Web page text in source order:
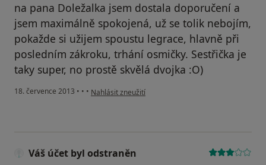
na pana Doležalka jsem dostala doporučení a
jsem maximálně spokojená, už se tolik nebojím,
pokažde si užijem spoustu legrace, hlavně při
posledním zákroku, trhání osmičky. Sestřička je
taky super, no prostě skvělá dvojka :O)
18. července 2013 • • • podle názoru uživatele Váš účet byl odstraněn
Nahlásit zneužití
Váš účet byl odstraněn